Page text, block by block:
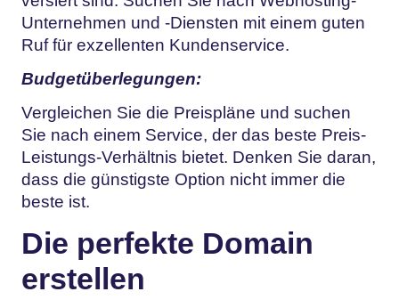
Unternehmen und -Diensten mit einem guten
Ruf für exzellenten Kundenservice.
Budgetüberlegungen:
Vergleichen Sie die Preispläne und suchen
Sie nach einem Service, der das beste Preis-
Leistungs-Verhältnis bietet. Denken Sie daran,
dass die günstigste Option nicht immer die
beste ist.
Die perfekte Domain
erstellen